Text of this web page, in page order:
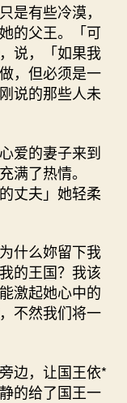
是有些冷漠，
的父王。「可
说，「如果我
，但必须是一
说的那些人未
爱的妻子来到
满了热情。
丈夫」她轻柔
什么妳留下我
的王国？我该
激起她心中的
不然我们将一
边，让国王依*
的给了国王一